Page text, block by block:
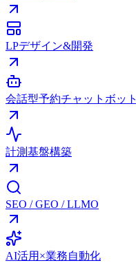
LPデザイン&開発
会話型予約チャットボット
計測基盤構築
SEO / GEO / LLMO
AI活用×業務自動化